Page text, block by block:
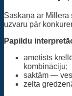
Saskaņā ar Millera
uzvaru pār
Papildu
ametists
kombināciju;
saktām —
zelta